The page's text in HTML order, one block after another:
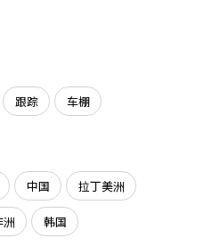
跟踪 车棚
中国 拉丁美洲
洲 韩国